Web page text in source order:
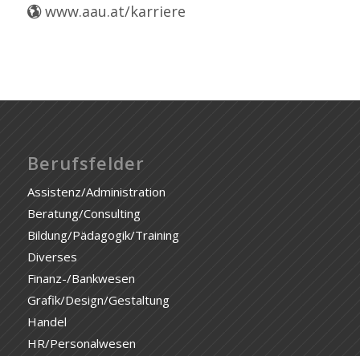
www.aau.at/karriere
Berufsfelder
Assistenz/Administration
Beratung/Consulting
Bildung/Pädagogik/Training
Diverses
Finanz-/Bankwesen
Grafik/Design/Gestaltung
Handel
HR/Personalwesen